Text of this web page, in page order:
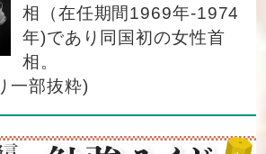
相（在任期間1969年-1974
年)であり同国初の女性首
相。
一部抜粋)